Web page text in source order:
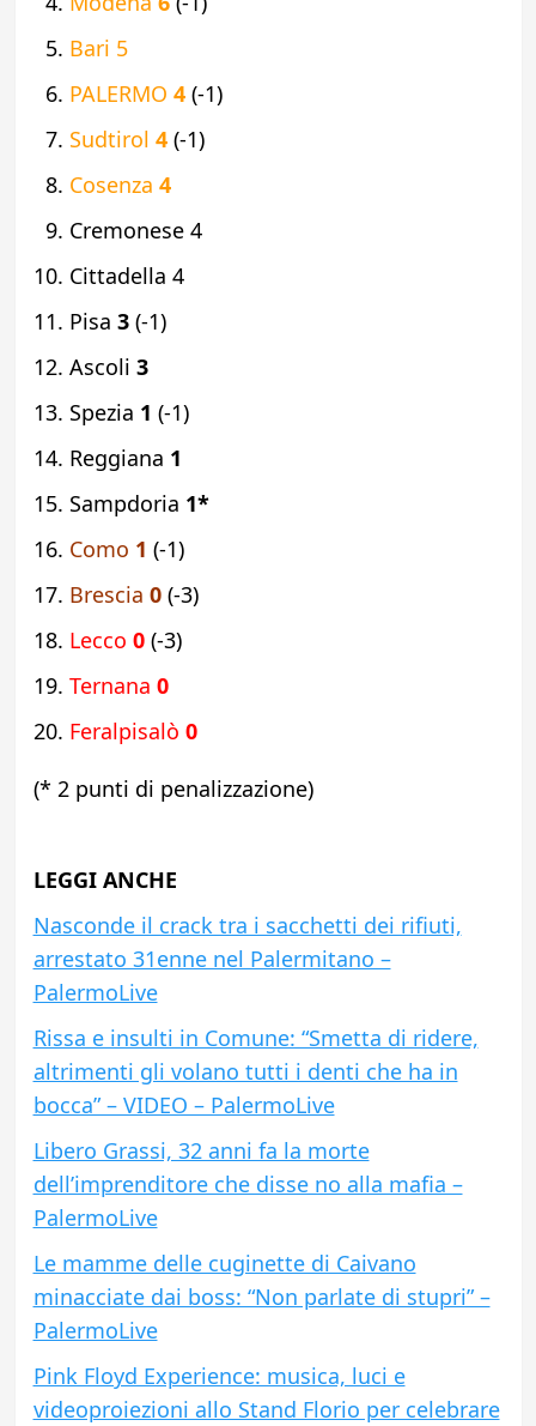
Bari 5
PALERMO 4 (-1)
Sudtirol 4 (-1)
Cosenza 4
Cremonese 4
Cittadella 4
Pisa 3 (-1)
Ascoli 3
Spezia 1 (-1)
Reggiana 1
Sampdoria 1*
Como 1 (-1)
Brescia 0(-3)
Lecco 0 (-3)
Ternana 0
Feralpisalò 0
(* 2 punti di penalizzazione)
LEGGI ANCHE
Nasconde il crack tra i sacchetti dei rifiuti,
arrestato 31enne nel Palermitano –
PalermoLive
Rissa e insulti in Comune: “Smetta di ridere,
altrimenti gli volano tutti i denti che ha in
bocca” – VIDEO – PalermoLive
Libero Grassi, 32 anni fa la morte
dell’imprenditore che disse no alla mafia –
PalermoLive
Le mamme delle cuginette di Caivano
minacciate dai boss: “Non parlate di stupri” –
PalermoLive
Pink Floyd Experience: musica, luci e
videoproiezioni allo Stand Florio per celebrare